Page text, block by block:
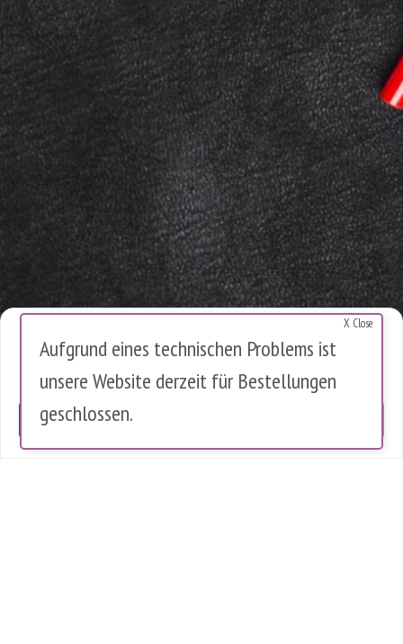
Diese Website verwendet Cookies, um die Nutzung zu analysieren.
Es werden keine personenbezogenen Daten gespeichert.
X Close
Aufgrund eines technischen Problems ist
unsere Website derzeit für Bestellungen
geschlossen.